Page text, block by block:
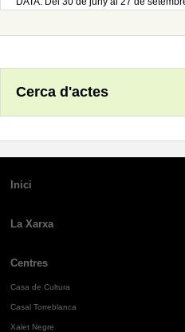
Cerca d'actes
Inici
La Xarxa
Centres
Casa de Cultura
Casal Torreblanca
Xalet Negre